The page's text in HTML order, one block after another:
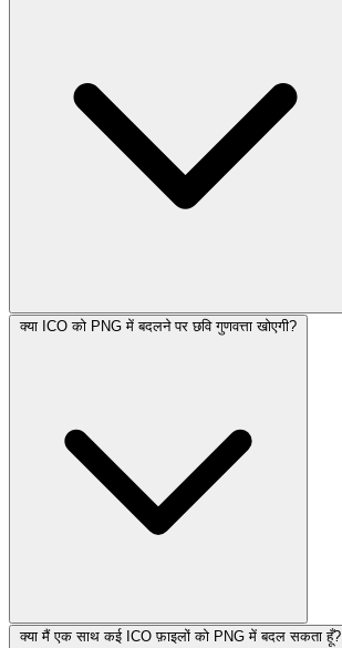
क्या ICO को PNG में बदलने पर छवि गुणवत्ता खोएगी?
क्या मैं एक साथ कई ICO फ़ाइलों को PNG में बदल सकता हूँ?